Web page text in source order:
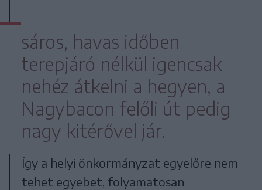
sáros, havas időben
terepjáró nélkül igencsak
nehéz átkelni a hegyen, a
Nagybacon felőli út pedig
nagy kitérővel jár.
Így a helyi önkormányzat egyelőre nem
tehet egyebet, folyamatosan